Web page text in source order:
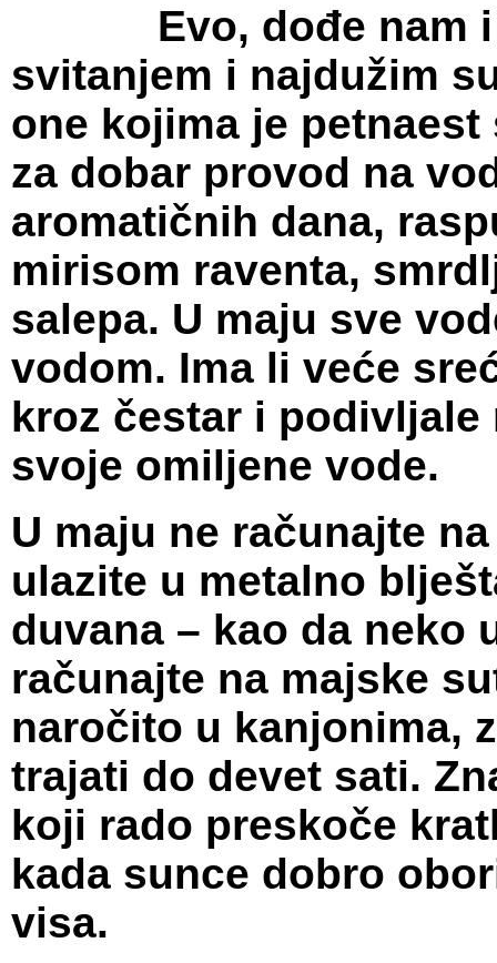
Evo, dođe nam i
svitanjem i najdužim
one kojima je
za dobar provod na
aromatičnih dana,
mirisom raventa,
salepa. U maju sve
vodom. Ima li veće
kroz čestar i podivljale
svoje omiljene vode.
U maju ne računajte
ulazite u metalno
duvana – kao da neko
računajte na majske
naročito u kanjonima,
trajati do devet sati.
koji rado preskoče
kada sunce dobro
visa.